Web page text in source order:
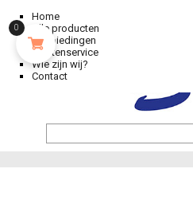
Home
Alle producten
Aanbiedingen
Klantenservice
Wie zijn wij?
Contact
0